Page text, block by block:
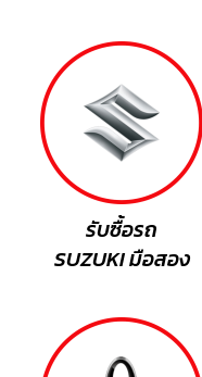
รับซื้อรถ
SUZUKI มือสอง